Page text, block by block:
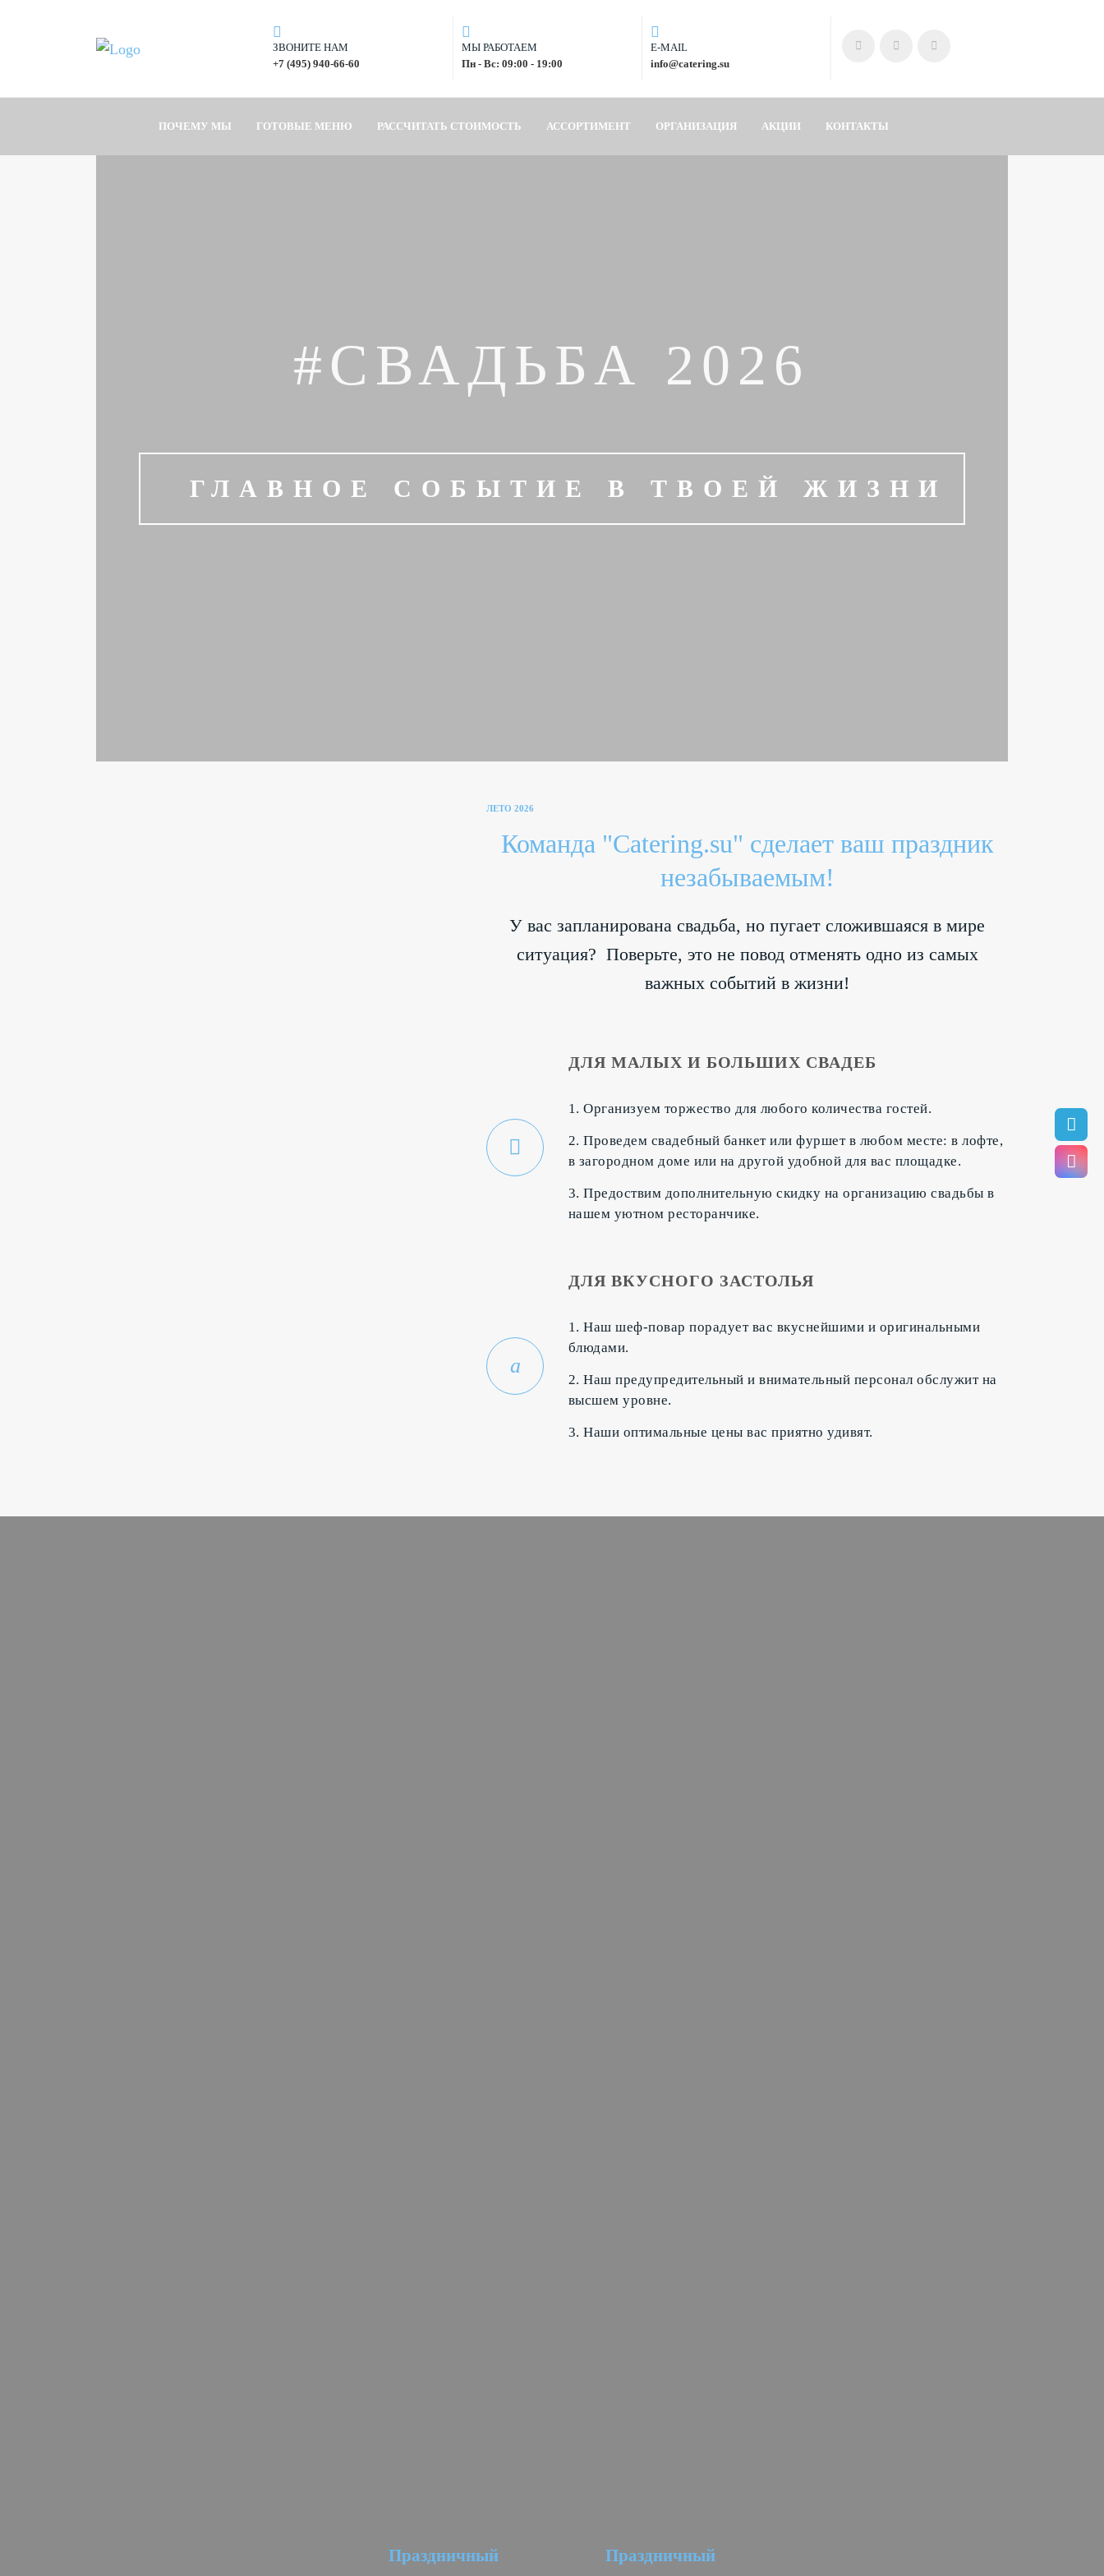
ЗВОНИТЕ НАМ
+7 (495) 940-66-60
МЫ РАБОТАЕМ
Пн - Вс: 09:00 - 19:00
E-MAIL
info@catering.su
ПОЧЕМУ МЫ ГОТОВЫЕ МЕНЮ РАССЧИТАТЬ СТОИМОСТЬ АССОРТИМЕНТ ОРГАНИЗАЦИЯ АКЦИИ КОНТАКТЫ
#СВАДЬБА 2026
ГЛАВНОЕ СОБЫТИЕ В ТВОЕЙ ЖИЗНИ
ЛЕТО 2026
Команда "Catering.su" сделает ваш праздник
незабываемым!
У вас запланирована свадьба, но пугает сложившаяся в мире
ситуация? Поверьте, это не повод отменять одно из самых
важных событий в жизни!
ДЛЯ МАЛЫХ И БОЛЬШИХ СВАДЕБ
1. Организуем торжество для любого количества гостей.
2. Проведем свадебный банкет или фуршет в любом месте: в лофте,
в загородном доме или на другой удобной для вас площадке.
3. Предоствим дополнительную скидку на организацию свадьбы в
нашем уютном ресторанчике.
ДЛЯ ВКУСНОГО ЗАСТОЛЬЯ
1. Наш шеф-повар порадует вас вкуснейшими и оригинальными
блюдами.
2. Наш предупредительный и внимательный персонал обслужит на
высшем уровне.
3. Наши оптимальные цены вас приятно удивят.
Праздничный Праздничный